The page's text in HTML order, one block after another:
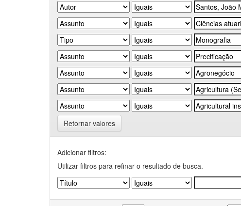
Retornar valores
Adicionar filtros:
Utilizar filtros para refinar o resultado de busca.